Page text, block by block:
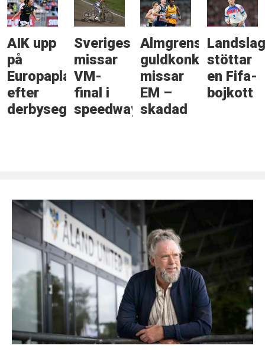
AIK upp
på
Europaplats
efter
derbyseger
Sveriges
missar
VM-
final i
speedway
Almgrens
guldkonkurrent
missar
EM –
skadad
stöttar
en Fifa-
bojkott